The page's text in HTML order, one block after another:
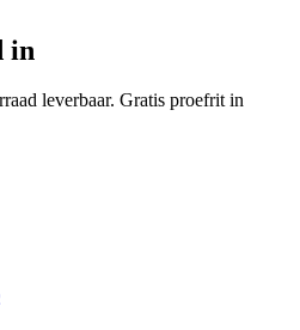
in
leverbaar. Gratis proefrit in